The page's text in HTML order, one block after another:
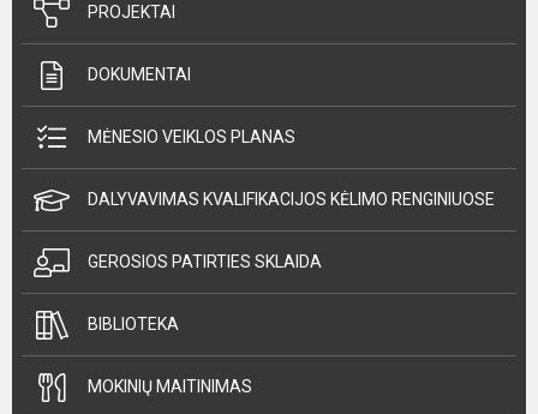
PROJEKTAI
DOKUMENTAI
MĖNESIO VEIKLOS PLANAS
DALYVAVIMAS KVALIFIKACIJOS KĖLIMO RENGINIUOSE
GEROSIOS PATIRTIES SKLAIDA
BIBLIOTEKA
MOKINIŲ MAITINIMAS